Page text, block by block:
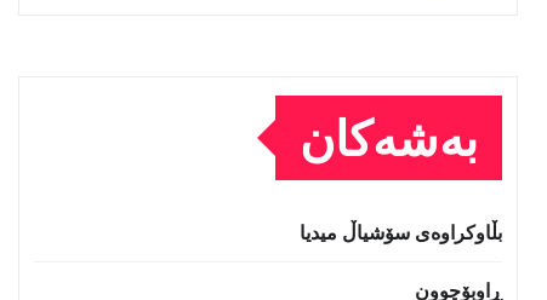
بەشەکان
بڵاوکراوەی سۆشیاڵ میدیا
ڕاوبۆچوون